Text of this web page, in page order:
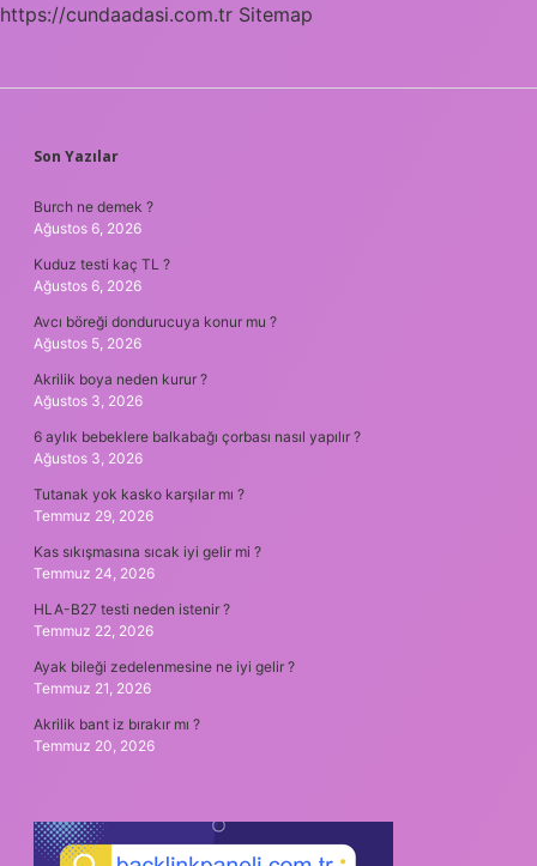
https://cundaadasi.com.tr Sitemap
SIDEBAR
Son Yazılar
Burch ne demek ?
Ağustos 6, 2026
Kuduz testi kaç TL ?
Ağustos 6, 2026
Avcı böreği dondurucuya konur mu ?
Ağustos 5, 2026
Akrilik boya neden kurur ?
Ağustos 3, 2026
6 aylık bebeklere balkabağı çorbası nasıl yapılır ?
Ağustos 3, 2026
Tutanak yok kasko karşılar mı ?
Temmuz 29, 2026
Kas sıkışmasına sıcak iyi gelir mi ?
Temmuz 24, 2026
HLA-B27 testi neden istenir ?
Temmuz 22, 2026
Ayak bileği zedelenmesine ne iyi gelir ?
Temmuz 21, 2026
Akrilik bant iz bırakır mı ?
Temmuz 20, 2026